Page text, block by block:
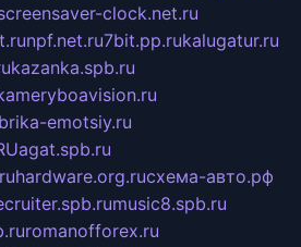
clock.net.ru
npf.net.ru7bit.pp.rukalugatur.ru
kazanka.spb.ru
emotsiy.ru
agat.spb.ru
hardware.org.ruсхема-авто.рф
music8.spb.ru
romanofforex.ru